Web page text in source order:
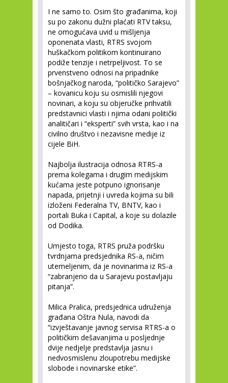
I ne samo to. Osim što građanima, koji
su po zakonu dužni plaćati RTV taksu,
ne omogućava uvid u mišljenja
oponenata vlasti, RTRS svojom
huškačkom politikom kontinuirano
podiže tenzije i netrpeljivost. To se
prvenstveno odnosi na pripadnike
bošnjačkog naroda, “političko Sarajevo”
– kovanicu koju su osmislili njegovi
novinari, a koju su objeručke prihvatili
predstavnici vlasti i njima odani politički
analitičari i “eksperti” svih vrsta, kao i na
civilno društvo i nezavisne medije iz
cijele BiH.
Najbolja ilustracija odnosa RTRS-a
prema kolegama i drugim medijskim
kućama jeste potpuno ignorisanje
napada, prijetnji i uvreda kojima su bili
izloženi Federalna TV, BNTV, kao i
portali Buka i Capital, a koje su dolazile
od Dodika.
Umjesto toga, RTRS pruža podršku
tvrdnjama predsjednika RS-a, ničim
utemeljenim, da je novinarima iz RS-a
“zabranjeno da u Sarajevu postavljaju
pitanja”.
Milica Pralica, predsjednica udruženja
građana Oštra Nula, navodi da
“izvještavanje javnog servisa RTRS-a o
političkim dešavanjima u posljednje
dvije nedjelje predstavlja jasnu i
nedvosmislenu zloupotrebu medijske
slobode i novinarske etike”.